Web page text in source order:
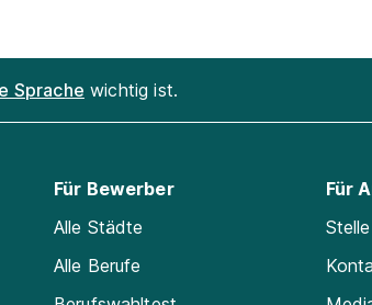
Sprache wichtig ist.
Für Bewerber
Alle Städte
Alle Berufe
Für